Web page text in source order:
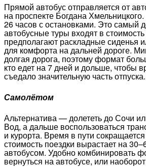
Прямой автобус отправляется от
на проспекте Богдана
26 часов с остановками. Это самый
автобусные туры входят в стоимость
предполагают раскладные сиденья
для комфорта на дальней дороге.
долгая дорога, поэтому формат
кто едет на 7 дней и дольше, чтобы
съедало значительную часть отпуска.
Самолётом
Альтернатива — долететь до Сочи
Вод, а дальше воспользоваться
и курорта. Время в пути
стоимость поездки вырастает на
автобусом. Удобно комбинировать
вернуться на автобусе, или